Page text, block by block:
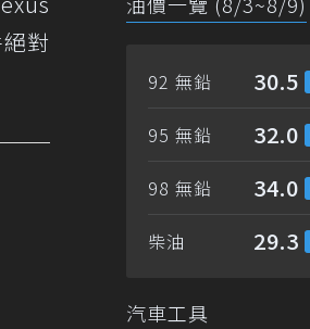
對
92 無鉛 30.5
95 無鉛 32.0
98 無鉛 34.0
柴油 29.3
汽車工具